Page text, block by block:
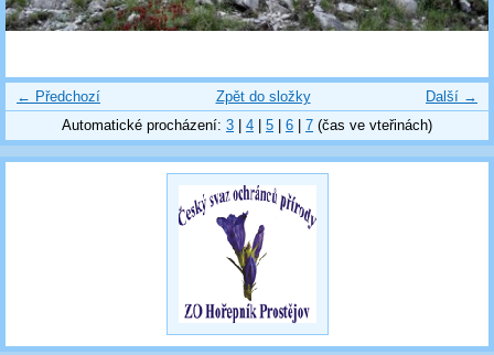
← Předchozí Další →
Zpět do složky
Automatické procházení: 3 4 5 6 7 (čas ve vteřinách)